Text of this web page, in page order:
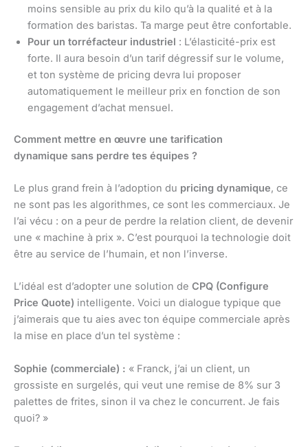
moins sensible au prix du kilo qu’à la qualité et à la
formation des baristas. Ta marge peut être confortable.
Pour un torréfacteur industriel : L’élasticité-prix est
forte. Il aura besoin d’un tarif dégressif sur le volume,
et ton système de pricing devra lui proposer
automatiquement le meilleur prix en fonction de son
engagement d’achat mensuel.
Comment mettre en œuvre une tarification
dynamique sans perdre tes équipes ?
Le plus grand frein à l’adoption du pricing dynamique, ce
ne sont pas les algorithmes, ce sont les commerciaux. Je
l’ai vécu : on a peur de perdre la relation client, de devenir
une « machine à prix ». C’est pourquoi la technologie doit
être au service de l’humain, et non l’inverse.
L’idéal est d’adopter une solution de CPQ (Configure
Price Quote) intelligente. Voici un dialogue typique que
j’aimerais que tu aies avec ton équipe commerciale après
la mise en place d’un tel système :
Sophie (commerciale) : « Franck, j’ai un client, un
grossiste en surgelés, qui veut une remise de 8% sur 3
palettes de frites, sinon il va chez le concurrent. Je fais
quoi? »